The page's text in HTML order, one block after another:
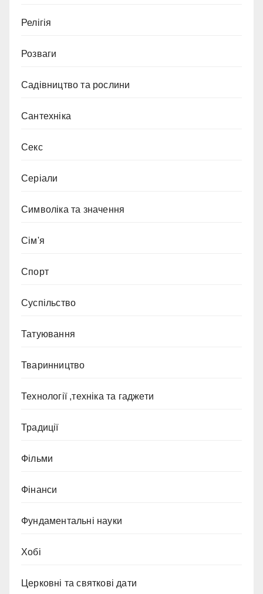
Релігія
Розваги
Садівництво та рослини
Сантехніка
Секс
Серіали
Символіка та значення
Сім'я
Спорт
Суспільство
Татуювання
Тваринництво
Технології ,техніка та гаджети
Традиції
Фільми
Фінанси
Фундаментальні науки
Хобі
Церковні та святкові дати